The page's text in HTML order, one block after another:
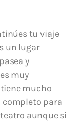
tu viaje
un lugar
y
muy
mucho
completo para
aunque si